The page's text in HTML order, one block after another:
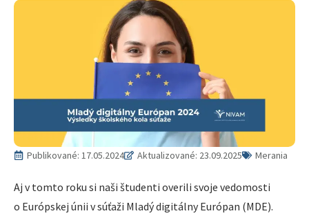
Publikované: 17.05.2024 Aktualizované: 23.09.2025 Merania
Aj v tomto roku si naši študenti overili svoje vedomosti
o Európskej únii v súťaži Mladý digitálny Európan (MDE).